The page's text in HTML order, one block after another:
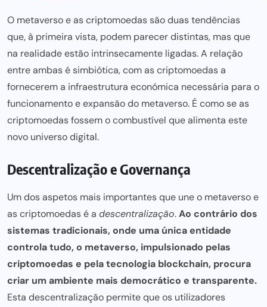
O metaverso e as criptomoedas são duas tendências
que, à primeira vista, podem parecer distintas, mas que
na realidade estão intrinsecamente ligadas. A relação
entre ambas é simbiótica, com as criptomoedas a
fornecerem a infraestrutura económica necessária para o
funcionamento e expansão do metaverso. É como se as
criptomoedas fossem o combustível que alimenta este
novo universo digital.
Descentralização e Governança
Um dos aspetos mais importantes que une o metaverso e
as criptomoedas é a descentralização.Ao contrário dos
sistemas tradicionais, onde uma única entidade
controla tudo, o metaverso, impulsionado pelas
criptomoedas e pela tecnologia blockchain, procura
criar um ambiente mais democrático e transparente.
Esta descentralização permite que os utilizadores